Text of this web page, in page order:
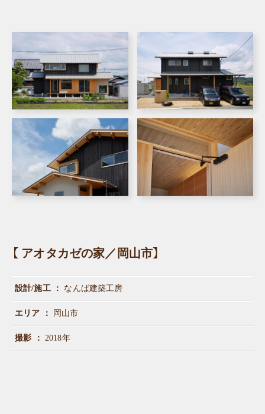
【 アオタカゼの家／岡山市】
設計/施工 なんば建築工房
エリア 岡山市
撮影 2018年